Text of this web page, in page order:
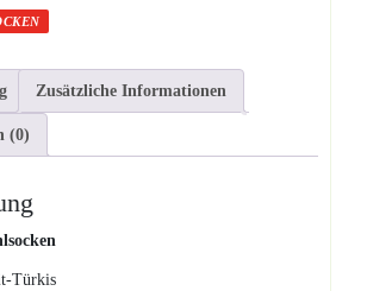
Zusätzliche Informationen
(0)
Türkis